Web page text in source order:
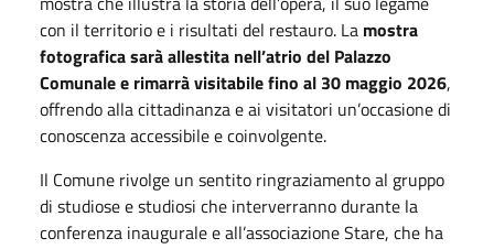
con il territorio e i risultati del restauro. La mostra
fotografica sarà allestita nell’atrio del Palazzo
Comunale e rimarrà visitabile fino al 30 maggio 2026,
offrendo alla cittadinanza e ai visitatori un’occasione di
conoscenza accessibile e coinvolgente.
Il Comune rivolge un sentito ringraziamento al gruppo
di studiose e studiosi che interverranno durante la
conferenza inaugurale e all’associazione Stare, che ha